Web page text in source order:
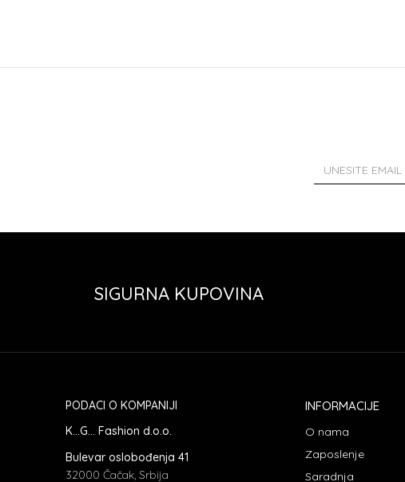
SIGURNA KUPOVINA
PODACI O KOMPANIJI
K...G... Fashion d.o.o.
Bulevar oslobođenja 41
32000 Čačak, Srbija
INFORMACIJE
O nama
Zaposlenje
Saradnja